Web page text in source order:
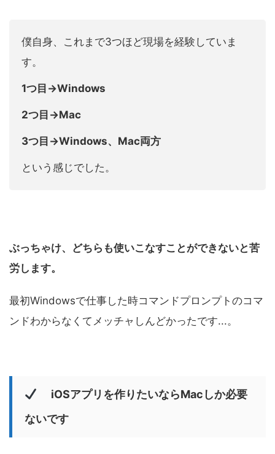
僕自身、これまで3つほど現場を経験していま
す。
1つ目→Windows
2つ目→Mac
3つ目→Windows、Mac両方
という感じでした。
ぶっちゃけ、どちらも使いこなすことができないと苦
労します。
最初Windowsで仕事した時コマンドプロンプトのコマ
ンドわからなくてメッチャしんどかったです...。
iOSアプリを作りたいならMacしか必要
ないです